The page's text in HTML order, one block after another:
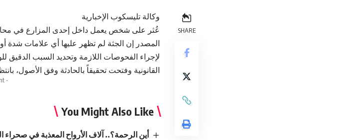
SHARE
وكالة تليسكوب الإخبارية
عُثر على شخص يعمل داخل إحدى المزارع في
المصدر إن الجثة لم تظهر عليها أي علامات شدة
لإجراء الفحوصات اللازمة وتحديد السبب
القانونية وفتحت تحقيقاً بالحادثة وفق الأصول،
- Advertisement -
You Might Also Like
أين الرحمة؟.. آلاف الأرواح المعذبة في